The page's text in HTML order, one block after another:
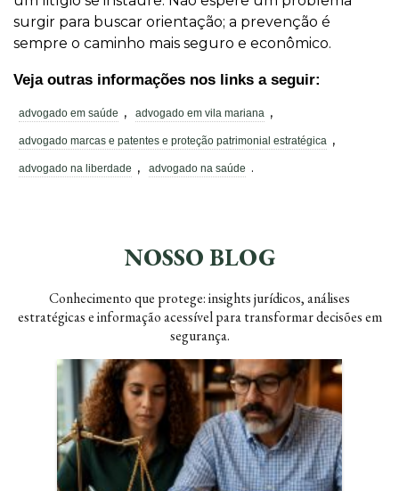
surgir para buscar orientação; a prevenção é
sempre o caminho mais seguro e econômico.
Veja outras informações nos links a seguir:
advogado em saúde , advogado em vila mariana ,
advogado marcas e patentes e proteção patrimonial estratégica ,
advogado na liberdade , advogado na saúde .
NOSSO BLOG
Conhecimento que protege: insights jurídicos, análises
estratégicas e informação acessível para transformar decisões em
segurança.